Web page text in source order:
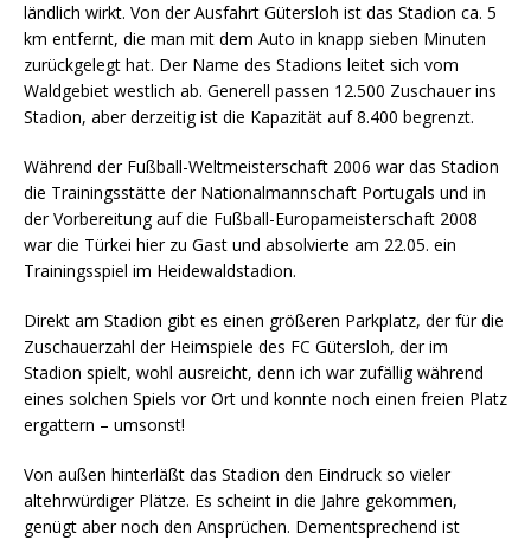
ländlich wirkt. Von der Ausfahrt Gütersloh ist das Stadion ca. 5
km entfernt, die man mit dem Auto in knapp sieben Minuten
zurückgelegt hat. Der Name des Stadions leitet sich vom
Waldgebiet westlich ab. Generell passen 12.500 Zuschauer ins
Stadion, aber derzeitig ist die Kapazität auf 8.400 begrenzt.
Während der Fußball-Weltmeisterschaft 2006 war das Stadion
die Trainingsstätte der Nationalmannschaft Portugals und in
der Vorbereitung auf die Fußball-Europameisterschaft 2008
war die Türkei hier zu Gast und absolvierte am 22.05. ein
Trainingsspiel im Heidewaldstadion.
Direkt am Stadion gibt es einen größeren Parkplatz, der für die
Zuschauerzahl der Heimspiele des FC Gütersloh, der im
Stadion spielt, wohl ausreicht, denn ich war zufällig während
eines solchen Spiels vor Ort und konnte noch einen freien Platz
ergattern – umsonst!
Von außen hinterläßt das Stadion den Eindruck so vieler
altehrwürdiger Plätze. Es scheint in die Jahre gekommen,
genügt aber noch den Ansprüchen. Dementsprechend ist